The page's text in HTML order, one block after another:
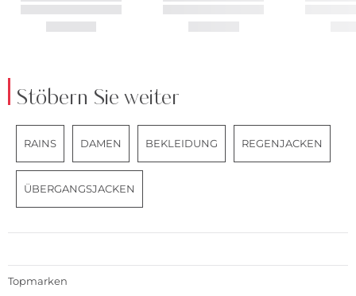
Stöbern Sie weiter
RAINS DAMEN BEKLEIDUNG REGENJACKEN
ÜBERGANGSJACKEN
Topmarken